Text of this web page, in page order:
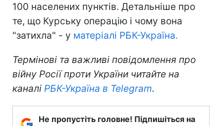
100 населених пунктів. Детальніше про
те, що Курську операцію і чому вона
"затихла" - у матеріалі РБК-Україна.
Термінові та важливі повідомлення про
війну Росії проти України читайте на
каналі РБК-Україна в Telegram.
Не пропустіть головне! Підпишіться на